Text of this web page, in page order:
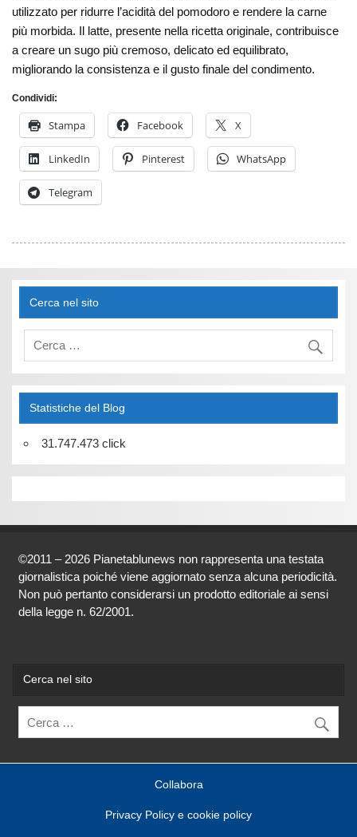
utilizzato per ridurre l’acidità del pomodoro e rendere la carne
più morbida. Il latte, presente nella ricetta originale, contribuisce
a creare un sugo più cremoso, delicato ed equilibrato,
migliorando la consistenza e il gusto finale del condimento.
Condividi:
Stampa Facebook X
LinkedIn Pinterest WhatsApp
Telegram
Cerca nel sito
Statistiche del Blog
31.747.473 click
©2011 – 2026 Pianetablunews non rappresenta una testata
giornalistica poiché viene aggiornato senza alcuna periodicità.
Non può pertanto considerarsi un prodotto editoriale ai sensi
della legge n. 62/2001.
Cerca nel sito
Collabora
Privacy Policy e cookie policy